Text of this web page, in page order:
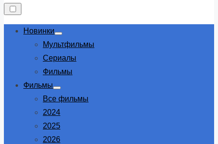
Новинки
Show
sub
Мультфильмы
Сериалы
Фильмы
Фильмы
Show
sub
Все фильмы
2024
2025
2026